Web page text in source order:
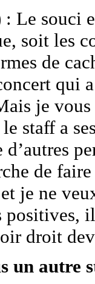
Le souci
soit les
de
qui
je
staff a
d’autres
de
je ne
positives,
droit
un